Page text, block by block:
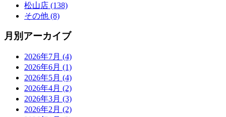
松山店 (138)
その他 (8)
月別アーカイブ
2026年7月 (4)
2026年6月 (1)
2026年5月 (4)
2026年4月 (2)
2026年3月 (3)
2026年2月 (2)